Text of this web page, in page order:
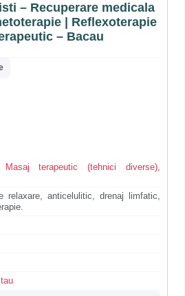
– Recuperare medicala
| Reflexoterapie
– Bacau
Masaj terapeutic (tehnici diverse),
relaxare, anticelulitic, drenaj limfatic,